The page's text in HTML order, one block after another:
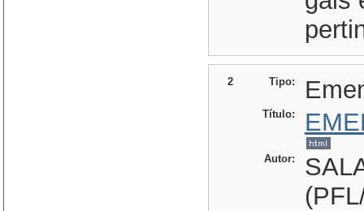
2 Tipo:
Título:
Autor: